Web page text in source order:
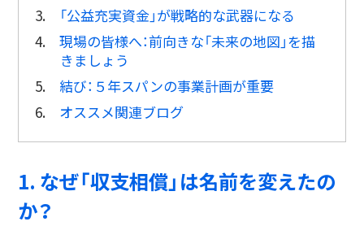
3.
「公益充実資金」が戦略的な武器になる
4.現場の皆様へ：前向きな「未来の地図」を描
きましょう
5. 結び：５年スパンの事業計画が重要
6. オススメ関連ブログ
1. なぜ「収支相償」は名前を変えたの
か？